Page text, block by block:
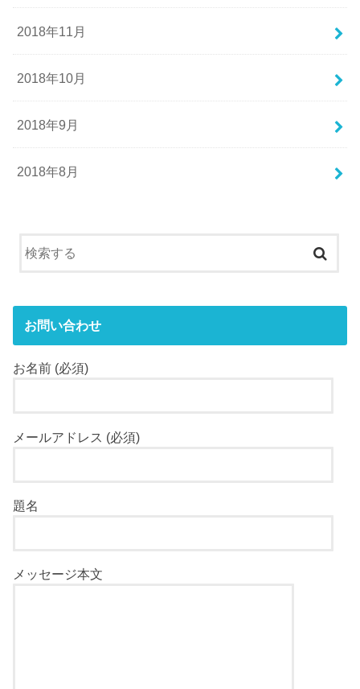
2018年11月
2018年10月
2018年9月
2018年8月
お問い合わせ
お名前 (必須)
メールアドレス (必須)
題名
メッセージ本文